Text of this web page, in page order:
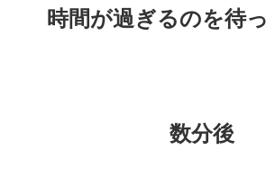
時間が過ぎるのを待
数分後